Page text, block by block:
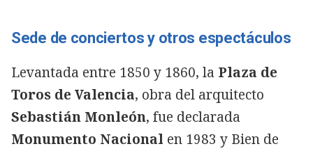
Sede de conciertos y otros espectáculos
Levantada entre 1850 y 1860, la Plaza de
Toros de Valencia, obra del arquitecto
Sebastián Monleón, fue declarada
Monumento Nacional en 1983 y Bien de